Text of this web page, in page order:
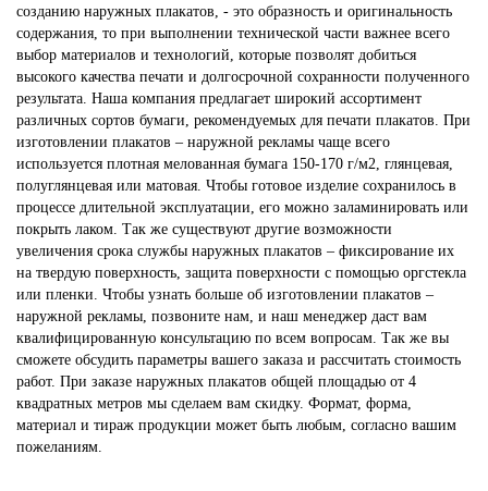
созданию наружных плакатов, - это образность и оригинальность
содержания, то при выполнении технической части важнее всего
выбор материалов и технологий, которые позволят добиться
высокого качества печати и долгосрочной сохранности полученного
результата. Наша компания предлагает широкий ассортимент
различных сортов бумаги, рекомендуемых для печати плакатов. При
изготовлении плакатов – наружной рекламы чаще всего
используется плотная мелованная бумага 150-170 г/м2, глянцевая,
полуглянцевая или матовая. Чтобы готовое изделие сохранилось в
процессе длительной эксплуатации, его можно заламинировать или
покрыть лаком. Так же существуют другие возможности
увеличения срока службы наружных плакатов – фиксирование их
на твердую поверхность, защита поверхности с помощью оргстекла
или пленки. Чтобы узнать больше об изготовлении плакатов –
наружной рекламы, позвоните нам, и наш менеджер даст вам
квалифицированную консультацию по всем вопросам. Так же вы
сможете обсудить параметры вашего заказа и рассчитать стоимость
работ. При заказе наружных плакатов общей площадью от 4
квадратных метров мы сделаем вам скидку. Формат, форма,
материал и тираж продукции может быть любым, согласно вашим
пожеланиям.